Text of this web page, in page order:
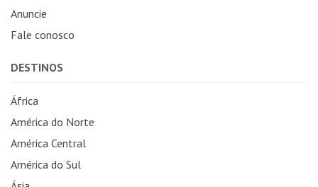
Anuncie
Fale conosco
DESTINOS
África
América do Norte
América Central
América do Sul